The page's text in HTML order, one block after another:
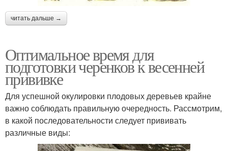
читать дальше →
Оптимальное время для
подготовки черенков к весенней
прививке
Для успешной окулировки плодовых деревьев крайне
важно соблюдать правильную очередность. Рассмотрим,
в какой последовательности следует прививать
различные виды: